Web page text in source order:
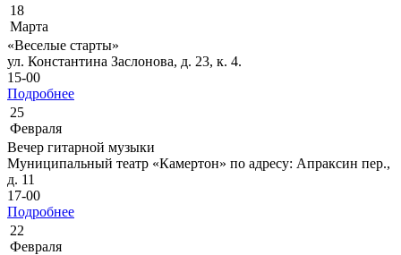
18
Марта
«Веселые старты»
ул. Константина Заслонова, д. 23, к. 4.
15-00
Подробнее
25
Февраля
Вечер гитарной музыки
Муниципальный театр «Камертон» по адресу: Апраксин пер.,
д. 11
17-00
Подробнее
22
Февраля